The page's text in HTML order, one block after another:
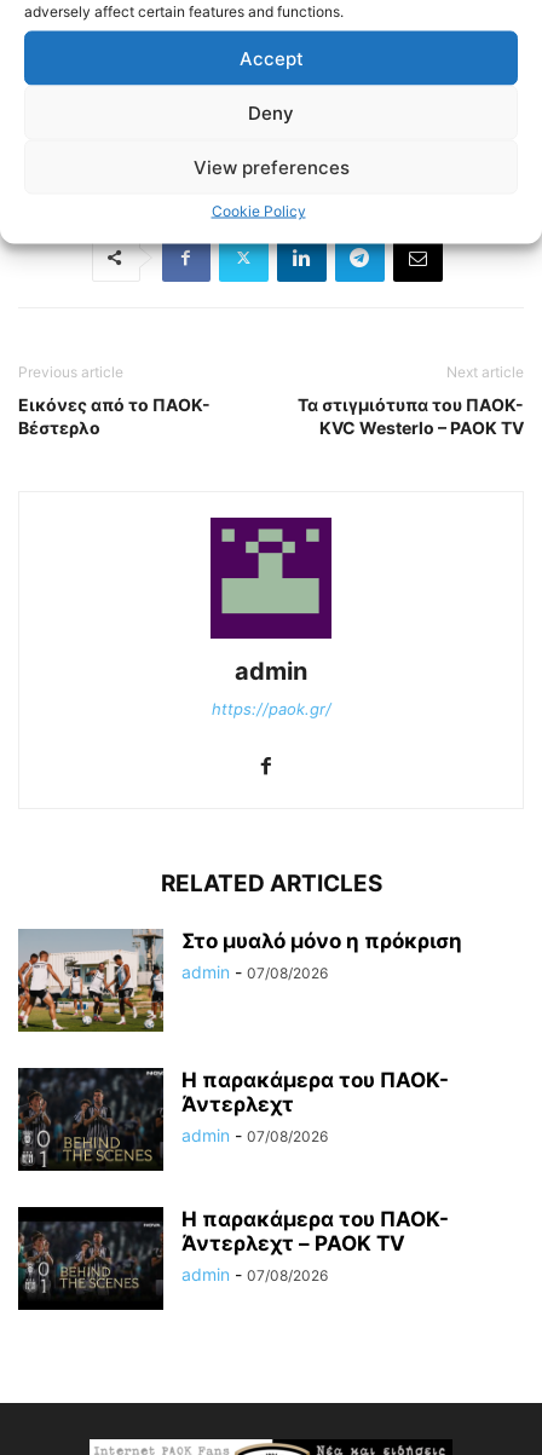
adversely affect certain features and functions.
Accept
Deny
View preferences
Cookie Policy
Instagram:https://www.instagram.com/internetpaokfans
#paok #paokfans #παοκ #thessaloniki
Previous article
Εικόνες από το ΠΑΟΚ-
Βέστερλο
Next article
Τα στιγμιότυπα του ΠΑΟΚ-
KVC Westerlo – PAOK TV
admin
https://paok.gr/
RELATED ARTICLES
Στο μυαλό μόνο η πρόκριση
admin - 07/08/2026
Η παρακάμερα του ΠΑΟΚ-
Άντερλεχτ
admin - 07/08/2026
Η παρακάμερα του ΠΑΟK-
Άντερλεχτ – PAOK TV
admin - 07/08/2026